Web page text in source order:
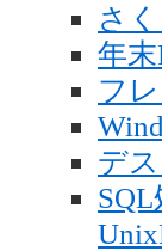
さ
年
フ
デ